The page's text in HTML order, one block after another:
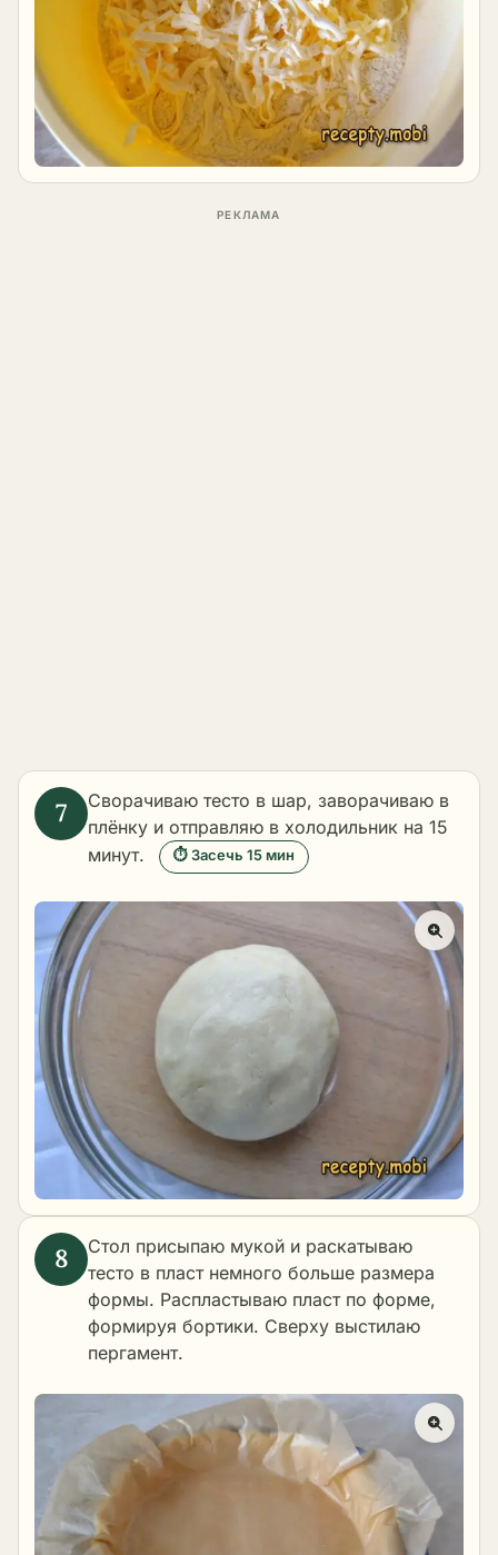
Сворачиваю тесто в шар, заворачиваю в
плёнку и отправляю в холодильник на 15
минут.
⏱ Засечь 15 мин
Стол присыпаю мукой и раскатываю
тесто в пласт немного больше размера
формы. Распластываю пласт по форме,
формируя бортики. Сверху выстилаю
пергамент.